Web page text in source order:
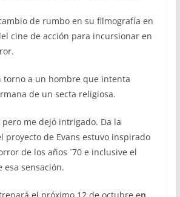
de rumbo en su filmografía en
cine de acción para incursionar en
torno a un hombre que intenta
de un secta religiosa.
me dejó intrigado. Da la
proyecto de Evans estuvo inspirado
de los años ´70 e inclusive el
sensación.